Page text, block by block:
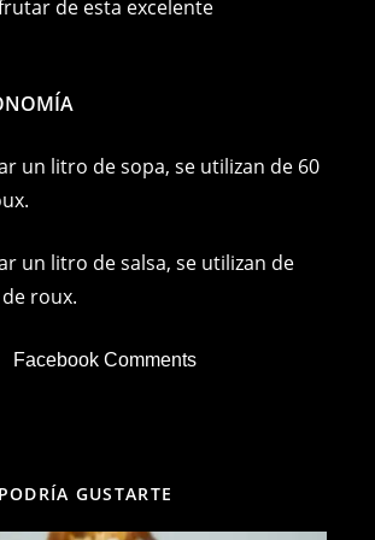
de esta excelente
un litro de sopa, se utilizan de 60
un litro de salsa, se utilizan de
roux.
Facebook Comments
GUSTARTE